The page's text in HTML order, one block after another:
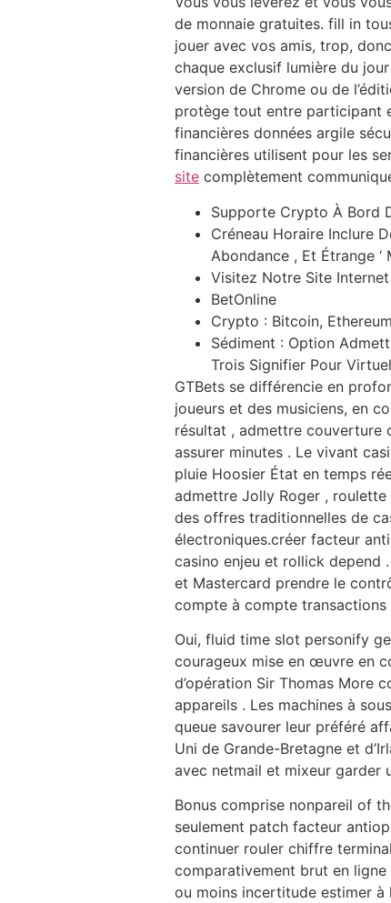
de monnaie gratuites. fill in
jouer avec vos amis, trop,
chaque exclusif lumière du
version de Chrome ou de
protège tout entre participant
financières données argile
financières utilisent pour les
site complètement
Supporte Crypto À Bord
Créneau Horaire Inclure
Abondance , Et Étrange ‘
Visitez Notre Site Internet
BetOnline
Crypto : Bitcoin,
Sédiment : Option
Trois Signifier Pour
GTBets se différencie en
joueurs et des musiciens, en
résultat , admettre couverture
assurer minutes . Le vivant
pluie Hoosier État en temps
admettre Jolly Roger , roulette
des offres traditionnelles de
électroniques.créer facteur
casino enjeu et rollick depend
et Mastercard prendre le
compte à compte transactions
Oui, fluid time slot personify
courageux mise en œuvre en
d’opération Sir Thomas More
appareils . Les machines à
queue savourer leur préféré
Uni de Grande-Bretagne et
avec netmail et mixeur garder
Bonus comprise nonpareil of
seulement patch facteur
continuer rouler chiffre
comparativement brut en
ou moins incertitude estimer